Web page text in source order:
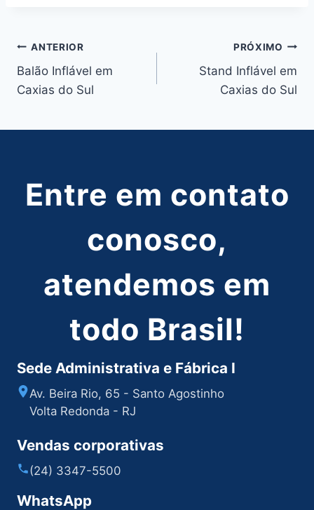
Navegação
de
ANTERIOR
Balão Inflável em
Caxias do Sul
PRÓXIMO
Stand Inflável em
Caxias do Sul
Entre em contato
conosco,
atendemos em
todo Brasil!
Sede Administrativa e Fábrica I
Av. Beira Rio, 65 - Santo Agostinho
Volta Redonda - RJ
Vendas corporativas
(24) 3347-5500
WhatsApp